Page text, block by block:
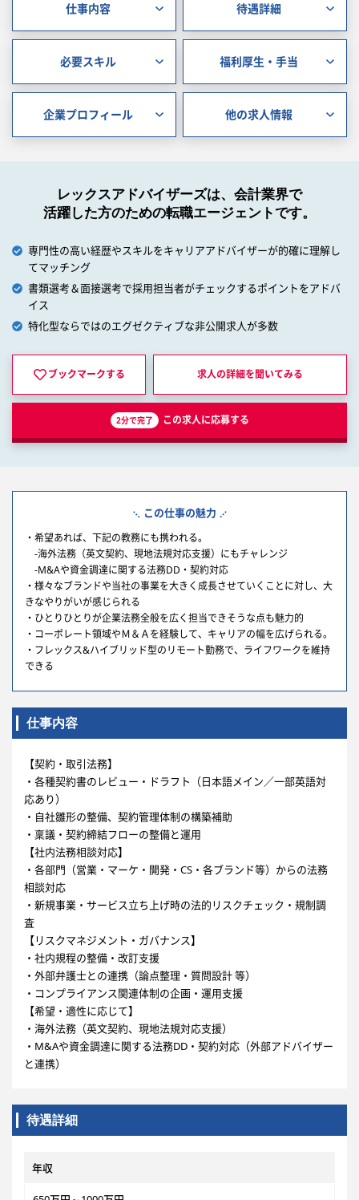
仕事内容 待遇詳細
必要スキル 福利厚生・手当
企業プロフィール 他の求人情報
レックスアドバイザーズは、会計業界で
活躍した方のための転職エージェントです。
専門性の高い経歴やスキルをキャリアアドバイザーが的確に理解し
てマッチング
書類選考＆面接選考で採用担当者がチェックするポイントをアドバ
イス
特化型ならではのエグゼクティブな非公開求人が多数
ブックマークする 求人の詳細を聞いてみる
2分で完了 この求人に応募する
この仕事の魅力
・希望あれば、下記の教務にも携われる。
‐海外法務（英文契約、現地法規対応支援）にもチャレンジ
‐M&Aや資金調達に関する法務DD・契約対応
・様々なブランドや当社の事業を大きく成長させていくことに対し、大
きなやりがいが感じられる
・ひとりひとりが企業法務全般を広く担当できそうな点も魅力的
・コーポレート領域やＭ＆Ａを経験して、キャリアの幅を広げられる。
・フレックス&ハイブリッド型のリモート勤務で、ライフワークを維持
できる
仕事内容
【契約・取引法務】
・各種契約書のレビュー・ドラフト（日本語メイン／一部英語対
応あり）
・自社雛形の整備、契約管理体制の構築補助
・稟議・契約締結フローの整備と運用
【社内法務相談対応】
・各部門（営業・マーケ・開発・CS・各ブランド等）からの法務
相談対応
・新規事業・サービス立ち上げ時の法的リスクチェック・規制調
査
【リスクマネジメント・ガバナンス】
・社内規程の整備・改訂支援
・外部弁護士との連携（論点整理・質問設計 等）
・コンプライアンス関連体制の企画・運用支援
【希望・適性に応じて】
・海外法務（英文契約、現地法規対応支援）
・M&Aや資金調達に関する法務DD・契約対応（外部アドバイザー
と連携）
待遇詳細
年収